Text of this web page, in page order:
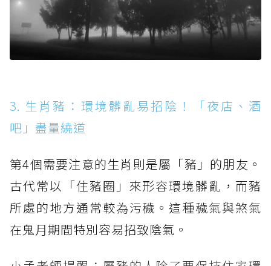
3. 生肖豬：環境髒亂易招陰！「夜店、酒
吧」盡量繞道
第4個需要注意的生肖則是屬「豬」的朋友。
古代常以「住豬圈」來形容環境髒亂，而豬
所處的地方通常較為污穢。這種穢氣與煞氣
在鬼月期間特別容易招致陰氣。